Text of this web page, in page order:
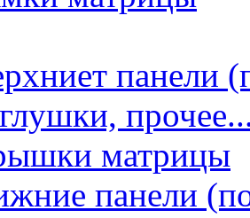
панели
матрицы
панели